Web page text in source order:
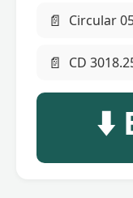
📄 Circular
📄 CD
⬇️